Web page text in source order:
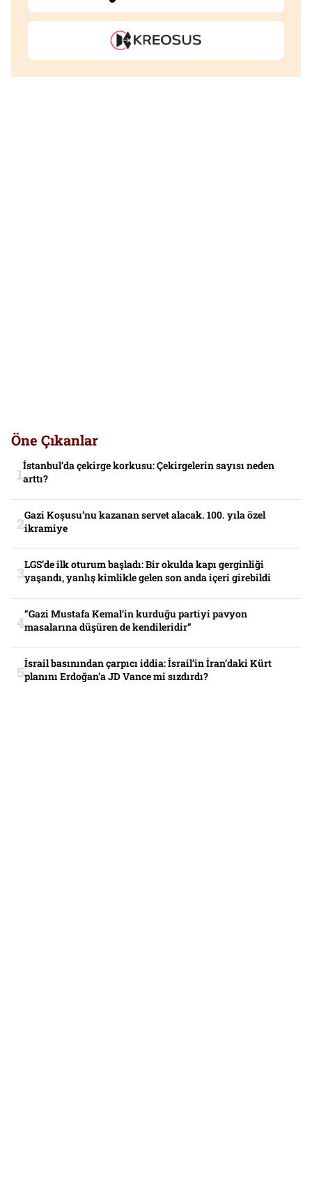
Öne Çıkanlar
İstanbul’da çekirge korkusu: Çekirgelerin sayısı neden
arttı?
Gazi Koşusu’nu kazanan servet alacak. 100. yıla özel
ikramiye
LGS’de ilk oturum başladı: Bir okulda kapı gerginliği
yaşandı, yanlış kimlikle gelen son anda içeri girebildi
“Gazi Mustafa Kemal’in kurduğu partiyi pavyon
masalarına düşüren de kendileridir”
İsrail basınından çarpıcı iddia: İsrail’in İran’daki Kürt
planını Erdoğan’a JD Vance mi sızdırdı?